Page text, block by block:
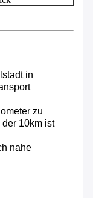
in
zu
10km ist
nahe